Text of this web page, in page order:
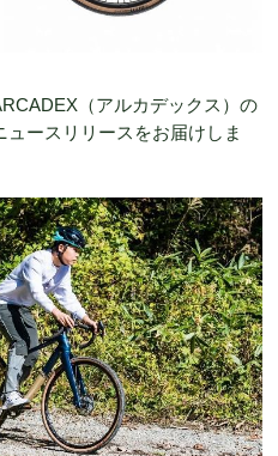
（アルカデックス）の
ースリリースをお届けしま